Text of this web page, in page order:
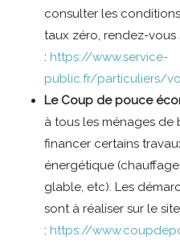
consulter les
taux zéro, rendez-vous
: https://www.service-
public.fr/particuliers/
Le Coup de pouce
à tous les ménages
financer certains
énergétique
glable, etc). Les
sont à réaliser sur le
: https://